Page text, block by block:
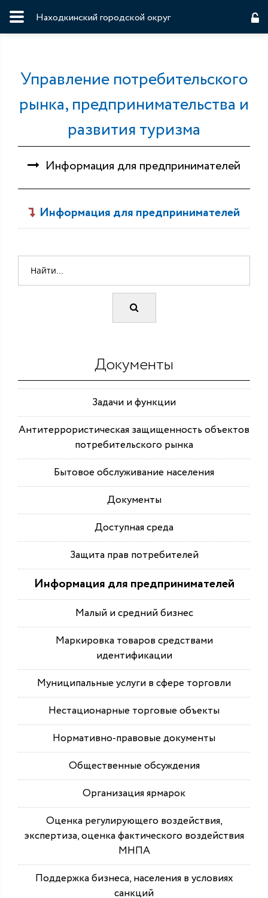
Находкинский городской округ
Управление потребительского
рынка, предпринимательства и
развития туризма
Информация для предпринимателей
Информация для предпринимателей
Документы
Задачи и функции
Антитеррористическая защищенность объектов
потребительского рынка
Бытовое обслуживание населения
Документы
Доступная среда
Защита прав потребителей
Информация для предпринимателей
Малый и средний бизнес
Маркировка товаров средствами
идентификации
Муниципальные услуги в сфере торговли
Нестационарные торговые объекты
Нормативно-правовые документы
Общественные обсуждения
Организация ярмарок
Оценка регулирующего воздействия,
экспертиза, оценка фактического воздействия
МНПА
Поддержка бизнеса, населения в условиях
санкций